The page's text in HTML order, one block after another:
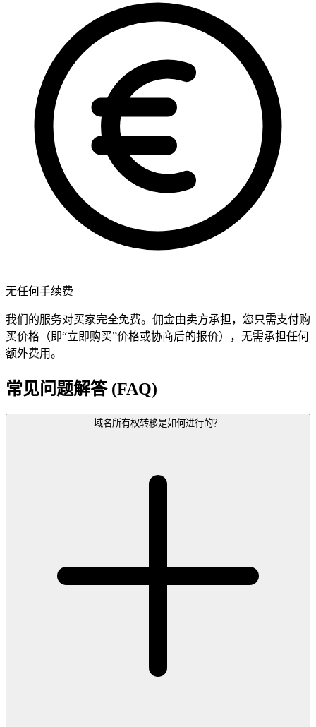
无任何手续费
我们的服务对买家完全免费。佣金由卖方承担，您只需支付购
买价格（即“立即购买”价格或协商后的报价），无需承担任何
额外费用。
常见问题解答 (FAQ)
域名所有权转移是如何进行的？